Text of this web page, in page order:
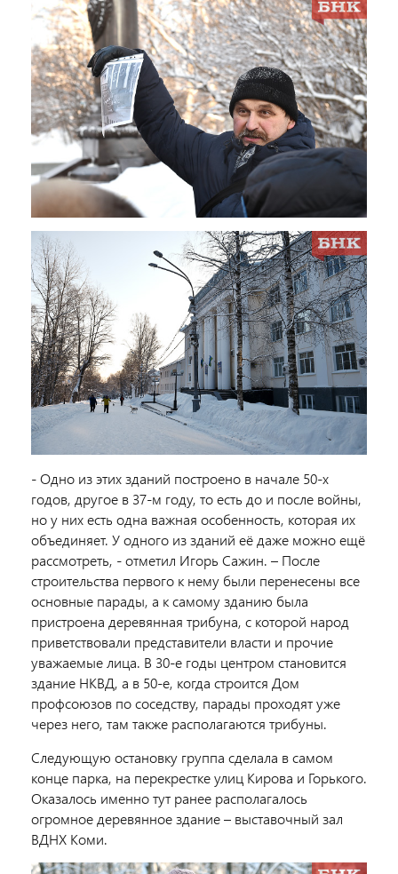
- Одно из этих зданий построено в начале 50-х
годов, другое в 37-м году, то есть до и после войны,
но у них есть одна важная особенность, которая их
объединяет. У одного из зданий её даже можно ещё
рассмотреть, - отметил Игорь Сажин. – После
строительства первого к нему были перенесены все
основные парады, а к самому зданию была
пристроена деревянная трибуна, с которой народ
приветствовали представители власти и прочие
уважаемые лица. В 30-е годы центром становится
здание НКВД, а в 50-е, когда строится Дом
профсоюзов по соседству, парады проходят уже
через него, там также располагаются трибуны.
Следующую остановку группа сделала в самом
конце парка, на перекрестке улиц Кирова и Горького.
Оказалось именно тут ранее располагалось
огромное деревянное здание – выставочный зал
ВДНХ Коми.